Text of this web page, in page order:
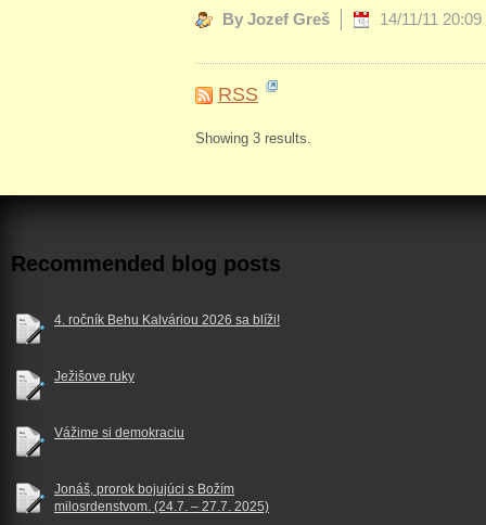
By Jozef Greš 14/11/11 20:09
RSS
Showing 3 results.
Recommended blog posts
4. ročník Behu Kalváriou 2026 sa blíži!
Ježišove ruky
Vážime si demokraciu
Jonáš, prorok bojujúci s Božím
milosrdenstvom. (24.7. – 27.7. 2025)